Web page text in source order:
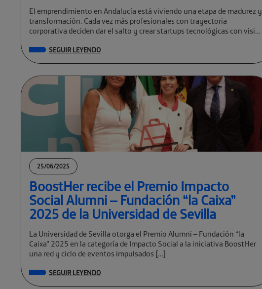
El emprendimiento en Andalucía está viviendo una etapa de madurez y
transformación. Cada vez más profesionales con trayectoria
corporativa deciden dar el salto y crear startups tecnológicas con visión
SEGUIR LEYENDO
25/06/2025
BoostHer recibe el Premio Impacto
Social Alumni – Fundación “la Caixa”
2025 de la Universidad de Sevilla
La Universidad de Sevilla otorga el Premio Alumni – Fundación “la
Caixa” 2025 en la categoría de Impacto Social a la iniciativa BoostHer
una red y ciclo de eventos impulsados […]
SEGUIR LEYENDO